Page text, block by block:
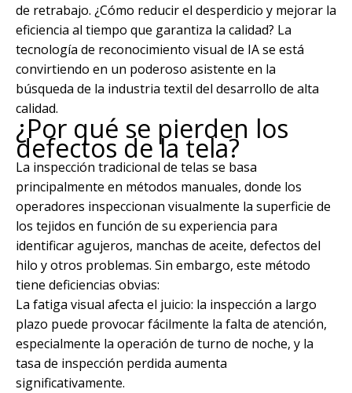
de retrabajo. ¿Cómo reducir el desperdicio y mejorar la
eficiencia al tiempo que garantiza la calidad? La
tecnología de reconocimiento visual de IA se está
convirtiendo en un poderoso asistente en la
búsqueda de la industria textil del desarrollo de alta
calidad.
¿Por qué se pierden los
defectos de la tela?
La inspección tradicional de telas se basa
principalmente en métodos manuales, donde los
operadores inspeccionan visualmente la superficie de
los tejidos en función de su experiencia para
identificar agujeros, manchas de aceite, defectos del
hilo y otros problemas. Sin embargo, este método
tiene deficiencias obvias:
La fatiga visual afecta el juicio: la inspección a largo
plazo puede provocar fácilmente la falta de atención,
especialmente la operación de turno de noche, y la
tasa de inspección perdida aumenta
significativamente.